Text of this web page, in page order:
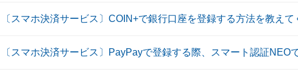
〔スマホ決済サービス〕COIN+で銀行口座を登録する方法を教えて
〔スマホ決済サービス〕PayPayで登録する際、スマート認証NEO